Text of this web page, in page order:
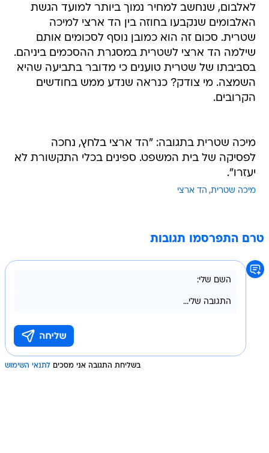
לאלבום, שנחשב למחיר נמוך ביותר למועד הגשת
האלבומים שנקבעו בחוזה בין הד ארצי למיכה
שטרית. סכום זה הוא כמובן נוסף לסכומים אותם
שילמה הד ארצי לשטרית במסגרת ההסכמים ביניהם.
בסביבתו של שטרית טוענים כי מדובר בתביעה שהיא
השמצה. מי צודק? כנראה שנדע ממש בחודשים
הקרובים.
מיכה שטרית בתגובה: "הד ארצי בלחץ, נחכה
לפסיקה של בית המשפט. ספינים בכלי התקשורת לא
יעזרו".
מיכה שטרית הד ארצי
טרם התפרסמו תגובות
בשליחת התגובה אני מסכים לתנאי השימוש